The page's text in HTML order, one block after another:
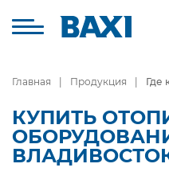
Главная Продукция Где
КУПИТЬ